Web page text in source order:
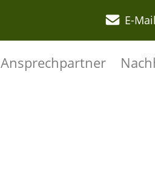
E-
Ansprechpartner